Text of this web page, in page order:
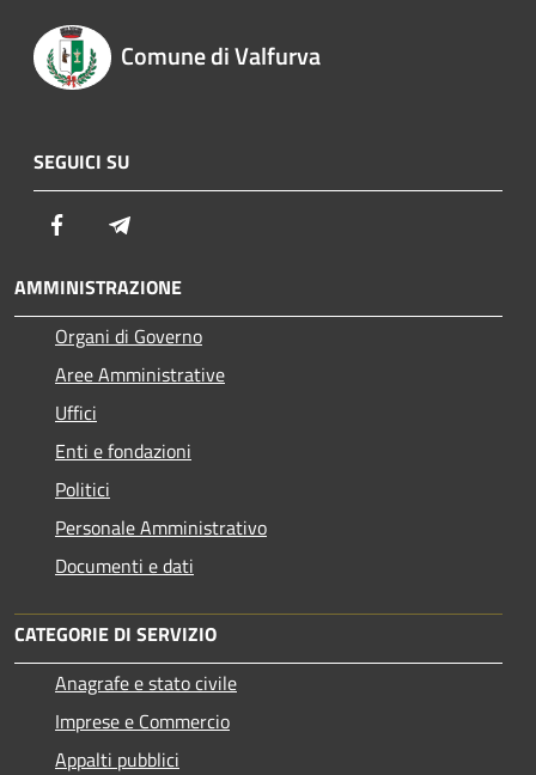
Comune di Valfurva
SEGUICI SU
Facebook
AMMINISTRAZIONE
Organi di Governo
Aree Amministrative
Uffici
Enti e fondazioni
Politici
Personale Amministrativo
Documenti e dati
CATEGORIE DI SERVIZIO
Anagrafe e stato civile
Imprese e Commercio
Appalti pubblici